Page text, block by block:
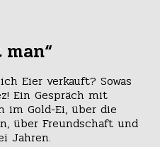
Eier verkauft? Sowas
Ein Gespräch mit
im Gold-Ei, über die
über Freundschaft und
Jahren.